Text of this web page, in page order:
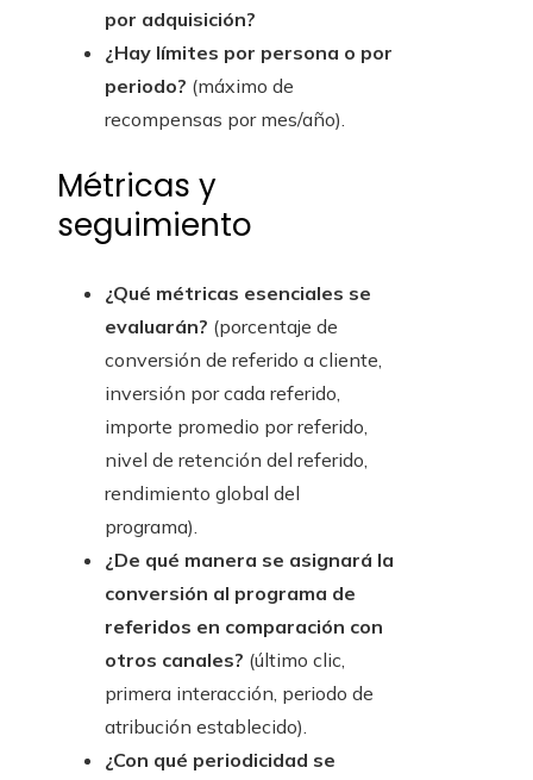
por adquisición?
¿Hay límites por persona o por
periodo? (máximo de
recompensas por mes/año).
Métricas y
seguimiento
¿Qué métricas esenciales se
evaluarán? (porcentaje de
conversión de referido a cliente,
inversión por cada referido,
importe promedio por referido,
nivel de retención del referido,
rendimiento global del
programa).
¿De qué manera se asignará la
conversión al programa de
referidos en comparación con
otros canales? (último clic,
primera interacción, periodo de
atribución establecido).
¿Con qué periodicidad se